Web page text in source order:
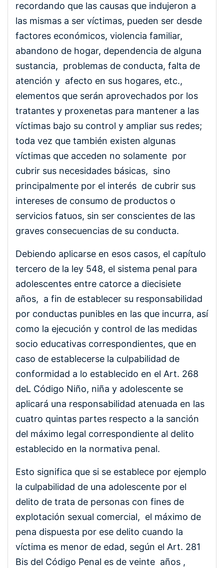
recordando que las causas que indujeron a
las mismas a ser víctimas, pueden ser desde
factores económicos, violencia familiar,
abandono de hogar, dependencia de alguna
sustancia, problemas de conducta, falta de
atención y afecto en sus hogares, etc.,
elementos que serán aprovechados por los
tratantes y proxenetas para mantener a las
víctimas bajo su control y ampliar sus redes;
toda vez que también existen algunas
víctimas que acceden no solamente por
cubrir sus necesidades básicas, sino
principalmente por el interés de cubrir sus
intereses de consumo de productos o
servicios fatuos, sin ser conscientes de las
graves consecuencias de su conducta.
Debiendo aplicarse en esos casos, el capítulo
tercero de la ley 548, el sistema penal para
adolescentes entre catorce a diecisiete
años, a fin de establecer su responsabilidad
por conductas punibles en las que incurra, así
como la ejecución y control de las medidas
socio educativas correspondientes, que en
caso de establecerse la culpabilidad de
conformidad a lo establecido en el Art. 268
deL Código Niño, niña y adolescente se
aplicará una responsabilidad atenuada en las
cuatro quintas partes respecto a la sanción
del máximo legal correspondiente al delito
establecido en la normativa penal.
Esto significa que si se establece por ejemplo
la culpabilidad de una adolescente por el
delito de trata de personas con fines de
explotación sexual comercial, el máximo de
pena dispuesta por ese delito cuando la
víctima es menor de edad, según el Art. 281
Bis del Código Penal es de veinte años ,